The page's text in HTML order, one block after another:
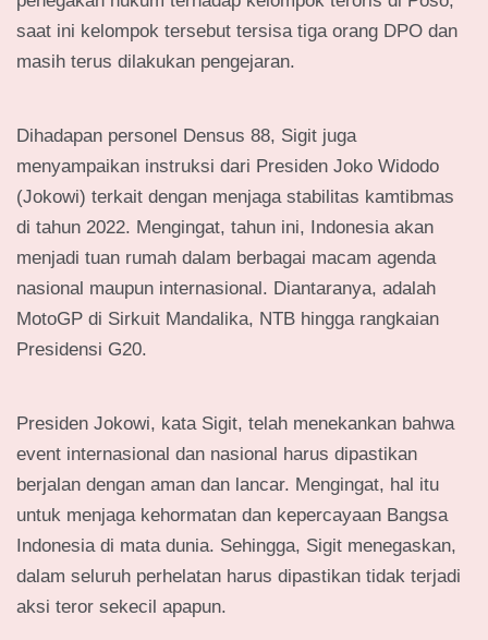
saat ini kelompok tersebut tersisa tiga orang DPO dan
masih terus dilakukan pengejaran.
Dihadapan personel Densus 88, Sigit juga
menyampaikan instruksi dari Presiden Joko Widodo
(Jokowi) terkait dengan menjaga stabilitas kamtibmas
di tahun 2022. Mengingat, tahun ini, Indonesia akan
menjadi tuan rumah dalam berbagai macam agenda
nasional maupun internasional. Diantaranya, adalah
MotoGP di Sirkuit Mandalika, NTB hingga rangkaian
Presidensi G20.
Presiden Jokowi, kata Sigit, telah menekankan bahwa
event internasional dan nasional harus dipastikan
berjalan dengan aman dan lancar. Mengingat, hal itu
untuk menjaga kehormatan dan kepercayaan Bangsa
Indonesia di mata dunia. Sehingga, Sigit menegaskan,
dalam seluruh perhelatan harus dipastikan tidak terjadi
aksi teror sekecil apapun.